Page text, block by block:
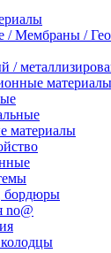
/ Мембраны /
/
материалы
материалы
бордюры
no@